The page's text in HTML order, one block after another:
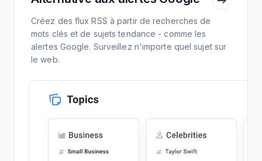
Créez des flux RSS à partir de recherches de
mots clés et de sujets tendance - comme les
alertes Google. Surveillez n'importe quel sujet sur
le web.